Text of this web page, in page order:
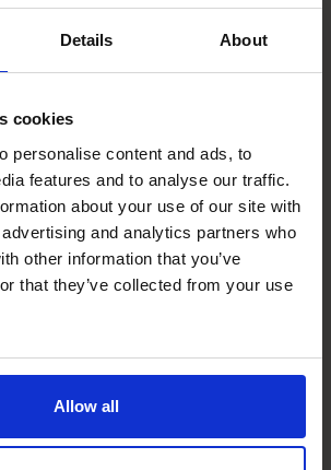
Details About
cookies
personalise content and ads, to
features and to analyse our traffic.
about your use of our site with
and analytics partners who
other information that you’ve
that they’ve collected from your use
Allow all
Robert McRae
know? Our Western
team is part of a